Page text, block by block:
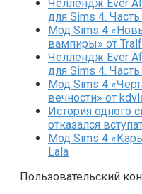
Челлендж Ever
для Sims 4. Часть
Мод Sims 4
вампиры» от
Челлендж Ever
для Sims 4. Часть
Мод Sims 4
вечности» от
История одного
отказался
Мод Sims 4
Lala
Пользовательский